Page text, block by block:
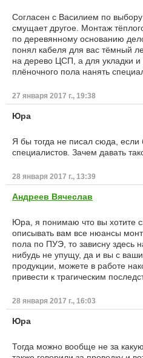
Согласен с Василием по выбору
смущает другое. Монтаж
по деревянному основанию
понял кабеля для вас тёмный
на дерево ЦСП, а для укладки и
плёночного пола нанять
27 января 2017 г., 19:38
Юра
Я бы тогда не писал сюда, если
специалистов. Зачем давать
28 января 2017 г., 13:39
Андреев Вячеслав
Юра, я понимаю что вы хотите
описывать вам все нюансы
пола по ПУЭ, то зависну здесь
нибудь не упущу, да и вы с
продукции, можете в работе
привести к трагическим
28 января 2017 г., 16:03
Юра
Тогда можно вообще не за